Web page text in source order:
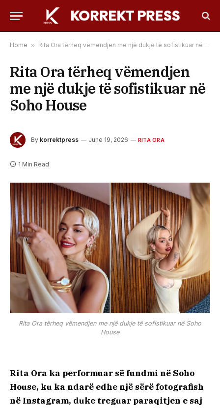
Home » Rita Ora tërheq vëmendjen me një dukje të sofistikuar në Soho House
Rita Ora tërheq vëmendjen
me një dukje të sofistikuar në
Soho House
By korrektpress June 19, 2026 RITA ORA
1 Min Read
Rita Ora tërheq vëmendjen me një dukje të sofistikuar në Soho
House
Rita Ora ka performuar së fundmi në Soho
House, ku ka ndarë edhe një sërë fotografish
në Instagram, duke treguar paraqitjen e saj